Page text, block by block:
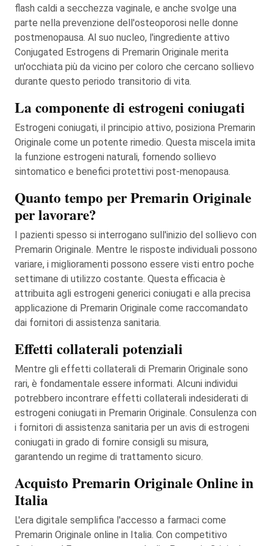
flash caldi a secchezza vaginale, e anche svolge una
parte nella prevenzione dell'osteoporosi nelle donne
postmenopausa. Al suo nucleo, l'ingrediente attivo
Conjugated Estrogens di Premarin Originale merita
un'occhiata più da vicino per coloro che cercano sollievo
durante questo periodo transitorio di vita.
La componente di estrogeni coniugati
Estrogeni coniugati, il principio attivo, posiziona Premarin
Originale come un potente rimedio. Questa miscela imita
la funzione estrogeni naturali, fornendo sollievo
sintomatico e benefici protettivi post-menopausa.
Quanto tempo per Premarin Originale
per lavorare?
I pazienti spesso si interrogano sull'inizio del sollievo con
Premarin Originale. Mentre le risposte individuali possono
variare, i miglioramenti possono essere visti entro poche
settimane di utilizzo costante. Questa efficacia è
attribuita agli estrogeni generici coniugati e alla precisa
applicazione di Premarin Originale come raccomandato
dai fornitori di assistenza sanitaria.
Effetti collaterali potenziali
Mentre gli effetti collaterali di Premarin Originale sono
rari, è fondamentale essere informati. Alcuni individui
potrebbero incontrare effetti collaterali indesiderati di
estrogeni coniugati in Premarin Originale. Consulenza con
i fornitori di assistenza sanitaria per un avis di estrogeni
coniugati in grado di fornire consigli su misura,
garantendo un regime di trattamento sicuro.
Acquisto Premarin Originale Online in
Italia
L'era digitale semplifica l'accesso a farmaci come
Premarin Originale online in Italia. Con competitivo